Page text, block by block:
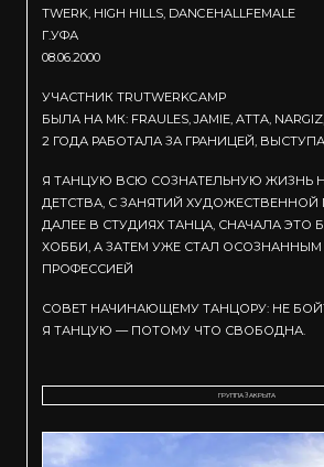
TWERK, HIGH HILLS, DANCEHALLFEMALE
Г.УФА
08.06.2000
УЧАСТНИК TRUTWERKCAMP
БЫЛА НА МК: FRAULES, JAMIE, ATTA,
2 ГОДА РАБОТАЛА ЗА ГРАНИЦЕЙ,
Я ТАНЦУЮ ВСЮ СОЗНАТЕЛЬНУЮ ЖИЗНЬ
ДЕТСТВА, С ЗАНЯТИЙ ХУДОЖЕСТВЕННОЙ
ДАЛЕЕ В СТУДИЯХ ТАНЦА, СНАЧАЛА
ХОББИ, А ЗАТЕМ УЖЕ СТАЛ
ПРОФЕССИЕЙ
СОВЕТ НАЧИНАЮЩЕМУ ТАНЦОРУ: НЕ
Я ТАНЦУЮ — ПОТОМУ ЧТО СВОБОДНА.
ГРУППА ЗАКРЫТА